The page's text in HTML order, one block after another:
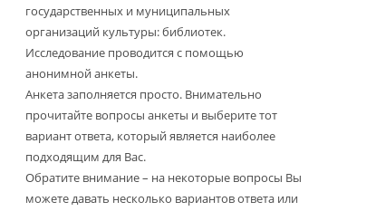
государственных и муниципальных
организаций культуры: библиотек.
Исследование проводится с помощью
анонимной анкеты.
Анкета заполняется просто. Внимательно
прочитайте вопросы анкеты и выберите тот
вариант ответа, который является наиболее
подходящим для Вас.
Обратите внимание – на некоторые вопросы Вы
можете давать несколько вариантов ответа или